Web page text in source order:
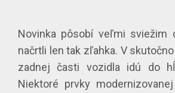
Novinka pôsobí veľmi sviežim
načrtli len tak zľahka. V
zadnej časti vozidla idú do
Niektoré prvky